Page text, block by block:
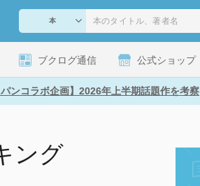
ブクログ通信 公式ショップ
パンコラボ企画】2026年上半期話題作を考察
ング